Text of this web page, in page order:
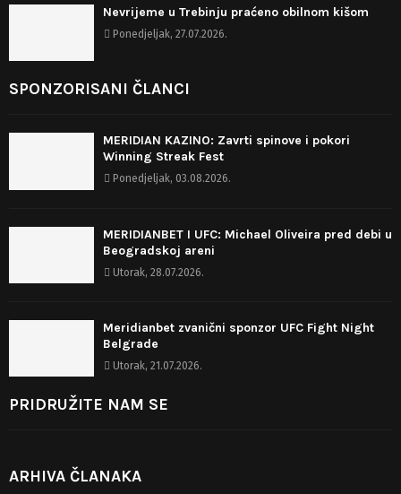
Nevrijeme u Trebinju praćeno obilnom kišom
Ponedjeljak, 27.07.2026.
SPONZORISANI ČLANCI
MERIDIAN KAZINO: Zavrti spinove i pokori
Winning Streak Fest
Ponedjeljak, 03.08.2026.
MERIDIANBET I UFC: Michael Oliveira pred debi u
Beogradskoj areni
Utorak, 28.07.2026.
Meridianbet zvanični sponzor UFC Fight Night
Belgrade
Utorak, 21.07.2026.
PRIDRUŽITE NAM SE
ARHIVA ČLANAKA